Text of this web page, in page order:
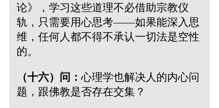
论》，学习这些道理不必借助宗教仪
轨，只需要用心思考——如果能深入思
维，任何人都不得不承认一切法是空性
的。
（十六）问：心理学也解决人的内心问
题，跟佛教是否存在交集？